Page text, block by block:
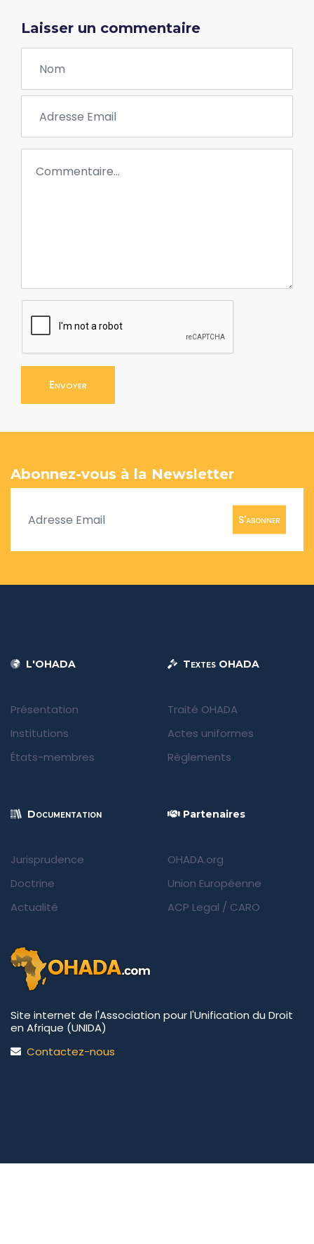
Laisser un commentaire
Envoyer
Abonnez-vous à la Newsletter
S'abonner
L'OHADA
Présentation
Institutions
États-membres
Textes OHADA
Traité OHADA
Actes uniformes
Règlements
Documentation
Jurisprudence
Doctrine
Actualité
Partenaires
OHADA.org
Union Européenne
ACP Legal / CARO
Site internet de l'Association pour l'Unification du Droit
en Afrique (UNIDA)
Contactez-nous